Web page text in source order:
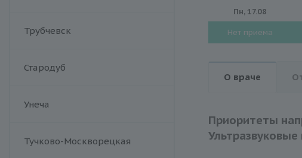
Трубчевск
Стародуб
Унеча
Тучково-Москворецкая
Пн, 17.08
Нет приема
О враче
Приоритеты